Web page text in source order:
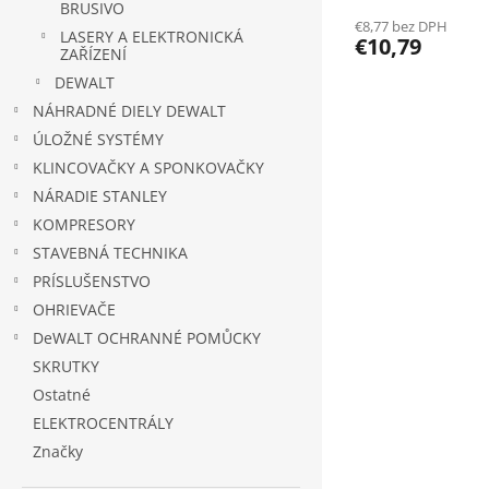
BRUSIVO
LASERY A ELEKTRONICKÁ
ZAŘÍZENÍ
DEWALT
NÁHRADNÉ DIELY DEWALT
ÚLOŽNÉ SYSTÉMY
KLINCOVAČKY A SPONKOVAČKY
NÁRADIE STANLEY
KOMPRESORY
STAVEBNÁ TECHNIKA
PRÍSLUŠENSTVO
OHRIEVAČE
DeWALT OCHRANNÉ POMŮCKY
SKRUTKY
Ostatné
ELEKTROCENTRÁLY
Značky
€8,77 bez DPH
€10,79